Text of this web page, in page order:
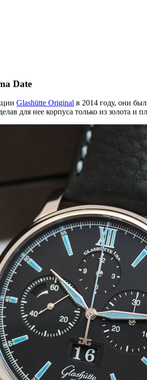
Date
Glashütte Original в 2014 году, они
для нее корпуса только из